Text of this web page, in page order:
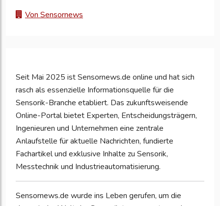
Von Sensornews
Seit Mai 2025 ist Sensornews.de online und hat sich
rasch als essenzielle Informationsquelle für die
Sensorik-Branche etabliert. Das zukunftsweisende
Online-Portal bietet Experten, Entscheidungsträgern,
Ingenieuren und Unternehmen eine zentrale
Anlaufstelle für aktuelle Nachrichten, fundierte
Fachartikel und exklusive Inhalte zu Sensorik,
Messtechnik und Industrieautomatisierung.
Sensornews.de wurde ins Leben gerufen, um die